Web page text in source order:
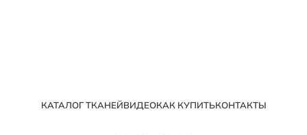
КАТАЛОГ ТКАНЕЙВИДЕОКАК КУПИТЬКОНТАКТЫ